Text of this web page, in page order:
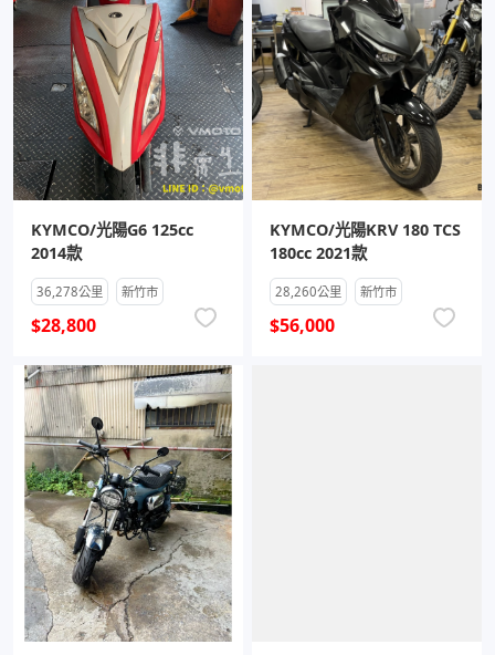
KYMCO/光陽G6 125cc
2014款
36,278公里 新竹市
$28,800
KYMCO/光陽KRV 180 TCS
180cc 2021款
28,260公里 新竹市
$56,000